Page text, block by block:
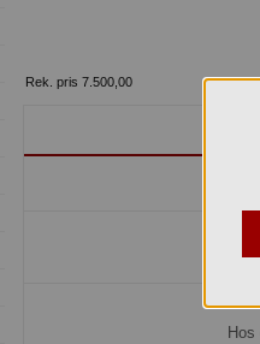
Rek. pris 7.500,00